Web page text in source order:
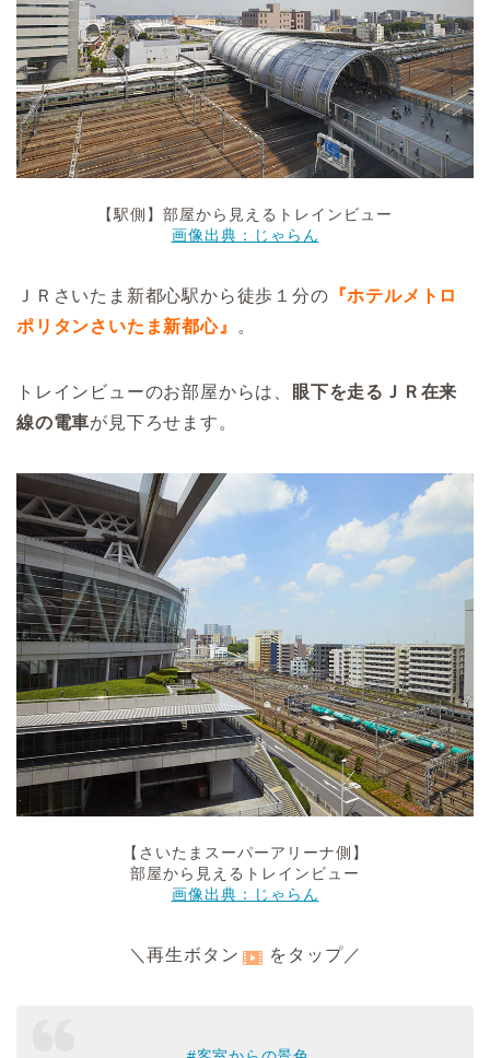
【駅側】部屋から見えるトレインビュー
画像出典：じゃらん
ＪＲさいたま新都心駅から徒歩１分の 『ホテルメトロ
ポリタンさいたま新都心』 。
トレインビューのお部屋からは、
眼下を走るＪＲ在来
線の電車が見下ろせます。
【さいたまスーパーアリーナ側】
部屋から見えるトレインビュー
画像出典：じゃらん
＼再生ボタン をタップ／